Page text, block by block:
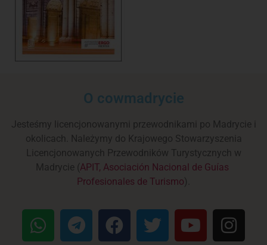
O cowmadrycie
Jesteśmy licencjonowanymi przewodnikami po Madrycie i
okolicach. Należymy do Krajowego Stowarzyszenia
Licencjonowanych Przewodników Turystycznych w
Madrycie (APIT, Asociación Nacional de Guías
Profesionales de Turismo).